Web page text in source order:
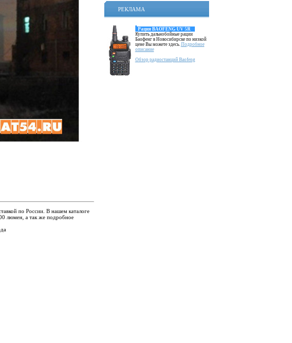
по России. В нашем каталоге
люмен, а так же подробное
РЕКЛАМА
Рация BAOFENG UV 5R
Купить дальнобойные рации
Баофенг в Новосибирске по низкой
цене Вы можете здесь. Подробное
описание
Обзор радиостанций Baofeng